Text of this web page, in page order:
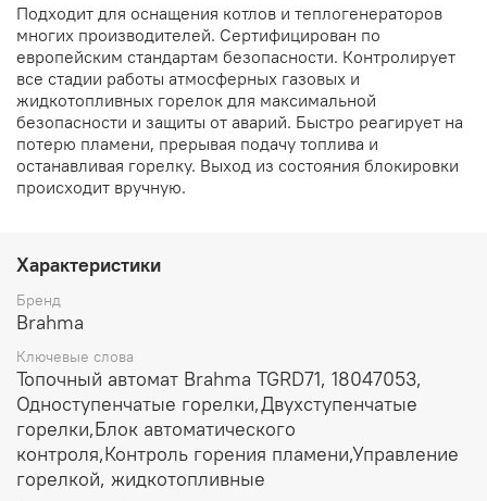
Подходит для оснащения котлов и теплогенераторов
многих производителей. Сертифицирован по
европейским стандартам безопасности. Контролирует
все стадии работы атмосферных газовых и
жидкотопливных горелок для максимальной
безопасности и защиты от аварий. Быстро реагирует на
потерю пламени, прерывая подачу топлива и
останавливая горелку. Выход из состояния блокировки
происходит вручную.
Характеристики
Бренд
Brahma
Ключевые слова
Топочный автомат Brahma TGRD71, 18047053,
Одноступенчатые горелки,Двухступенчатые
горелки,Блок автоматического
контроля,Контроль горения пламени,Управление
горелкой, жидкотопливные